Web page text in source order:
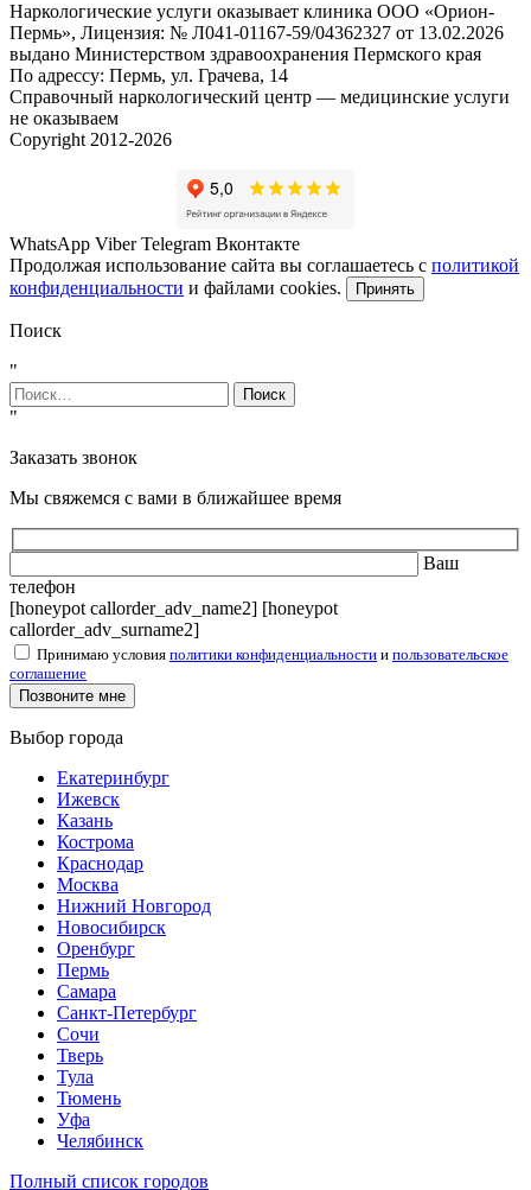
Наркологические услуги оказывает клиника ООО «Орион-
Пермь», Лицензия: № Л041-01167-59/04362327 от 13.02.2026
выдано Министерством здравоохранения Пермского края
По адрессу: Пермь, ул. Грачева, 14
Справочный наркологический центр — медицинские услуги
не оказываем
Copyright 2012-2026
WhatsApp Viber Telegram Вконтакте
Продолжая использование сайта вы соглашаетесь с политикой
конфиденциальности и файлами cookies. Принять
Поиск
"
Найти:
"
Заказать звонок
Мы свяжемся с вами в ближайшее время
Ваш
телефон
[honeypot callorder_adv_name2] [honeypot
callorder_adv_surname2]
Принимаю условия политики конфиденциальности и пользовательское
соглашение
Выбор города
Екатеринбург
Ижевск
Казань
Кострома
Краснодар
Москва
Нижний Новгород
Новосибирск
Оренбург
Пермь
Самара
Санкт-Петербург
Сочи
Тверь
Тула
Тюмень
Уфа
Челябинск
Полный список городов